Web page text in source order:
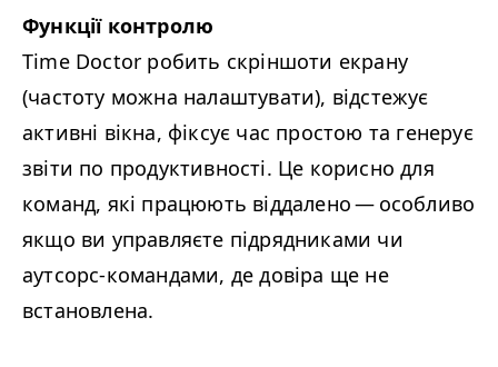
Функції контролю
Time Doctor робить скріншоти екрану
(частоту можна налаштувати), відстежує
активні вікна, фіксує час простою та генерує
звіти по продуктивності. Це корисно для
команд, які працюють віддалено — особливо
якщо ви управляєте підрядниками чи
аутсорс-командами, де довіра ще не
встановлена.